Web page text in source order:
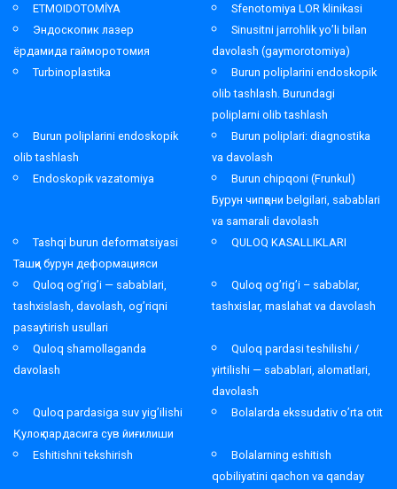
ETMOIDOTOMİYA
Sfenotomiya LOR klinikasi
Эндоскопик лазер
ёрдамида гайморотомия
Sinusitni jarrohlik yo’li bilan
davolash (gaymorotomiya)
Turbinoplastika
Burun poliplarini endoskopik
olib tashlash. Burundagi
poliplarni olib tashlash
Burun poliplarini endoskopik
olib tashlash
Burun poliplari: diagnostika
va davolash
Endoskopik vazatomiya
Burun chipqoni (Frunkul)
Бурун чипқони belgilari, sabablari
va samarali davolash
Tashqi burun deformatsiyasi
Ташқи бурун деформацияси
QULOQ KASALLIKLARI
Quloq og’rig’i — sabablari,
tashxislash, davolash, og’riqni
pasaytirish usullari
Quloq og’rig’i – sabablar,
tashxislar, maslahat va davolash
Quloq shamollaganda
davolash
Quloq pardasi teshilishi /
yirtilishi — sabablari, alomatlari,
davolash
Quloq pardasiga suv yig’ilishi
Қулоқ пардасига сув йиғилиши
Bolalarda ekssudativ o’rta otit
Eshitishni tekshirish
Bolalarning eshitish
qobiliyatini qachon va qanday